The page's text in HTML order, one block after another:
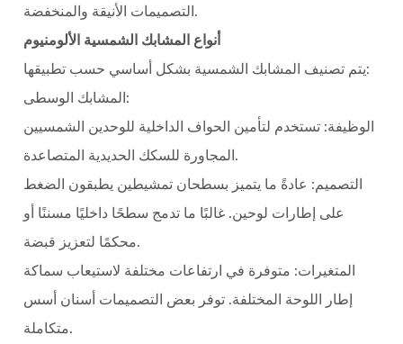
التصميمات الأنيقة والمنخفضة.
أنواع المشابك الشمسية الألومنيوم
يتم تصنيف المشابك الشمسية بشكل أساسي حسب تطبيقها:
المشابك الوسطى:
الوظيفة: تستخدم لتأمين الحواف الداخلية للوحدين الشمسيين
المجاورة للسكك الحديدية المتصاعدة.
التصميم: عادةً ما يتميز بسطحان تمشيطين يطبقون الضغط
على إطارات لوحين. غالبًا ما تدمج سطحًا داخليًا مسننًا أو
محكمًا لتعزيز قبضة.
المتغيرات: متوفرة في ارتفاعات مختلفة لاستيعاب سماكة
إطار اللوحة المختلفة. توفر بعض التصميمات أسنان أسس
متكاملة.